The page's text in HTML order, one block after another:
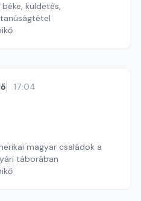
küldetés,
17:04
magyar családok a
táborában